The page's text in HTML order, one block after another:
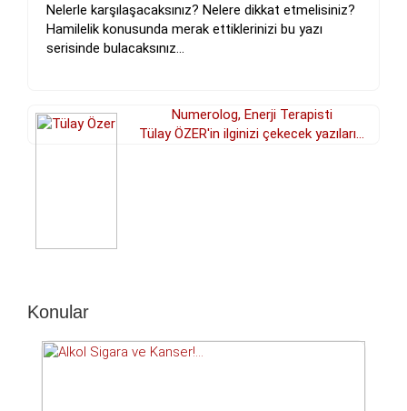
Nelerle karşılaşacaksınız? Nelere dikkat etmelisiniz?
Hamilelik konusunda merak ettiklerinizi bu yazı
serisinde bulacaksınız...
Numerolog, Enerji Terapisti
Tülay ÖZER'in ilginizi çekecek yazıları...
Konular